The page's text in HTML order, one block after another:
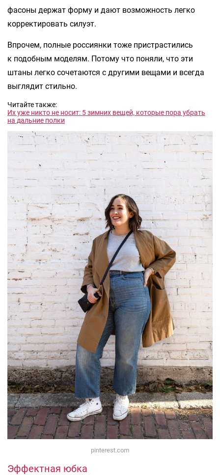
фасоны держат форму и дают возможность легко
корректировать силуэт.
Впрочем, полные россиянки тоже пристрастились
к подобным моделям. Потому что поняли, что эти
штаны легко сочетаются с другими вещами и всегда
выглядит стильно.
Читайте также:
Их уже никто не носит: 5 зимних вещей, которые пора убрать
на дальние полки
pinterest.com
Эффектная юбка